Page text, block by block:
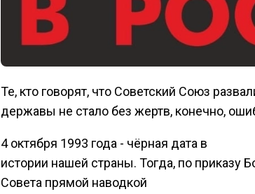
Те, кто говорят, что Советский Союз
державы не стало без жертв, конечно,
4 октября 1993 года - чёрная дата в
истории нашей страны. Тогда, по приказу
Совета прямой наводкой